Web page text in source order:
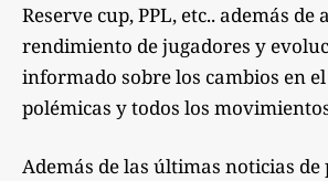
Reserve cup, PPL, etc.. además
rendimiento de jugadores y
informado sobre los cambios en
polémicas y todos los
Además de las últimas noticias